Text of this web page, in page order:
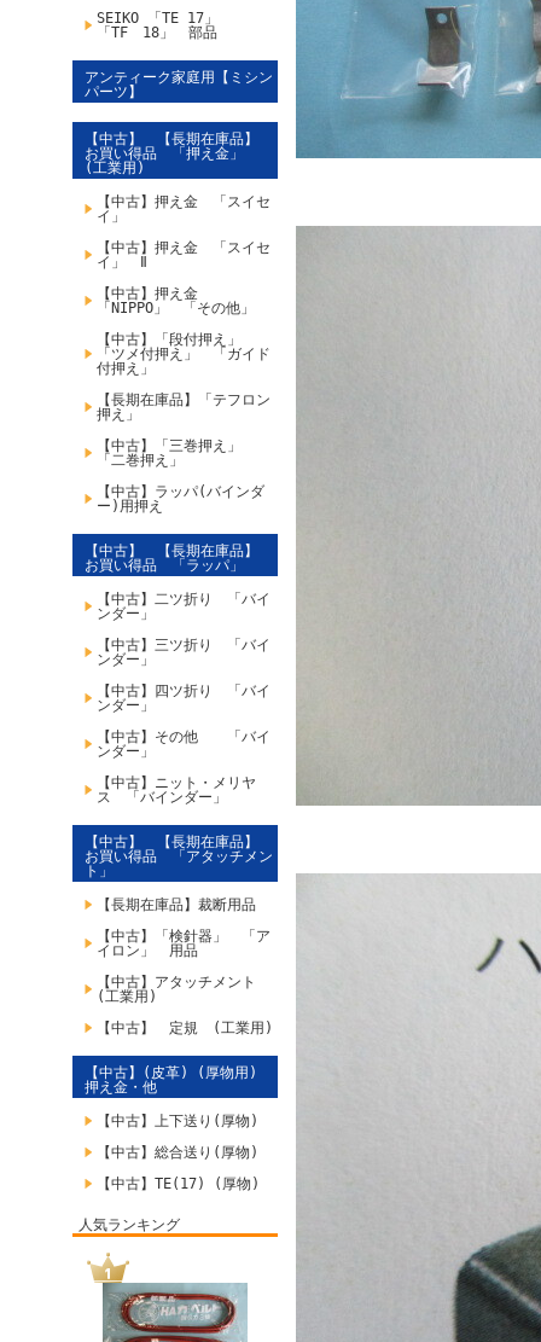
SEIKO 「TE 17」
「TF 18」 部品
アンティーク家庭用【ミシン
パーツ】
【中古】 【長期在庫品】
お買い得品 「押え金」
(工業用)
【中古】押え金 「スイセ
イ」
【中古】押え金 「スイセ
イ」 Ⅱ
【中古】押え金
「NIPPO」 「その他」
【中古】「段付押え」
「ツメ付押え」 「ガイド
付押え」
【長期在庫品】「テフロン
押え」
【中古】「三巻押え」
「二巻押え」
【中古】ラッパ(バインダ
ー)用押え
【中古】 【長期在庫品】
お買い得品 「ラッパ」
【中古】二ツ折り 「バイ
ンダー」
【中古】三ツ折り 「バイ
ンダー」
【中古】四ツ折り 「バイ
ンダー」
【中古】その他 「バイ
ンダー」
【中古】ニット・メリヤ
ス 「バインダー」
【中古】 【長期在庫品】
お買い得品 「アタッチメン
ト」
【長期在庫品】裁断用品
【中古】「検針器」 「ア
イロン」 用品
【中古】アタッチメント
(工業用)
【中古】 定規 (工業用)
【中古】(皮革) (厚物用)
押え金・他
【中古】上下送り(厚物)
【中古】総合送り(厚物)
【中古】TE(17) (厚物)
人気ランキング